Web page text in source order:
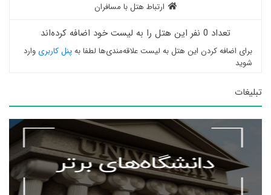
ارتباط هتل با مسافران
تعداد 0 نفر این هتل را به لیست خود اضافه کرده‌اند
برای اضافه کردن این هتل به لیست علاقه‌مندی‌ها لطفا بهپنل کاربری وارد
شوید
تبلیغات